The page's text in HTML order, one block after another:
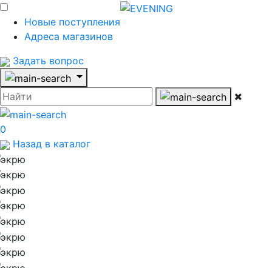
Новые поступления
Адреса магазинов
Задать вопрос
0
Назад в каталог